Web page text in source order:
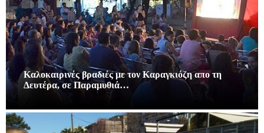
Καλοκαιρινές βραδιές με τον Καραγκιόζη απο τη
Δευτέρα, σε Παραμυθιά…